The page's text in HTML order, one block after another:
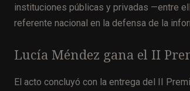
instituciones públicas y privadas —entre
referente nacional en la defensa de la
Lucía Méndez gana el II
El acto concluyó con la entrega del II